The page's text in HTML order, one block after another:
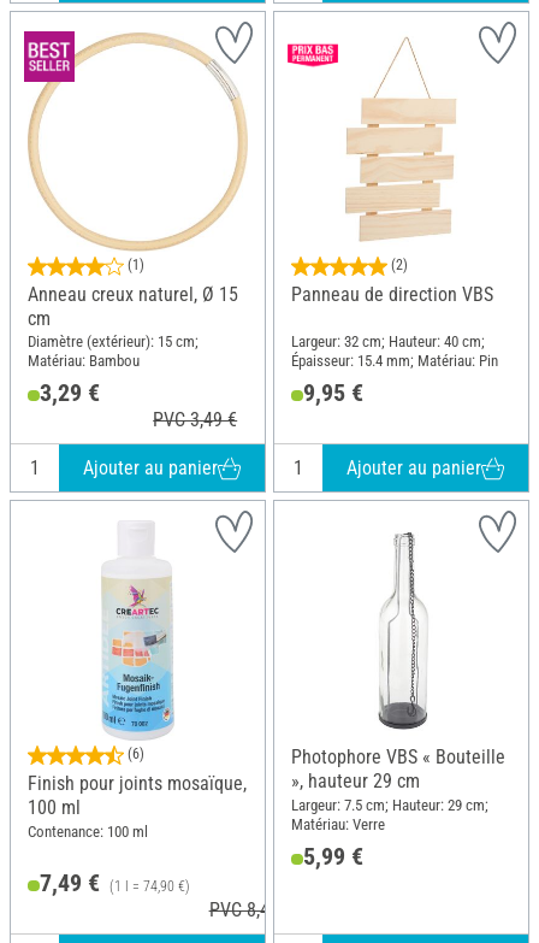
(1)
Anneau creux naturel, Ø 15
cm
Diamètre (extérieur): 15 cm;
Matériau: Bambou
3,29 €
PVC 3,49 €
Ajouter au panier
(2)
Panneau de direction VBS
Largeur: 32 cm; Hauteur: 40 cm;
Épaisseur: 15.4 mm; Matériau: Pin
9,95 €
Ajouter au panier
(6)
Finish pour joints mosaïque,
100 ml
Contenance: 100 ml
7,49 € (1 l = 74,90 €)
PVC 8,40 €
Photophore VBS « Bouteille
», hauteur 29 cm
Largeur: 7.5 cm; Hauteur: 29 cm;
Matériau: Verre
5,99 €